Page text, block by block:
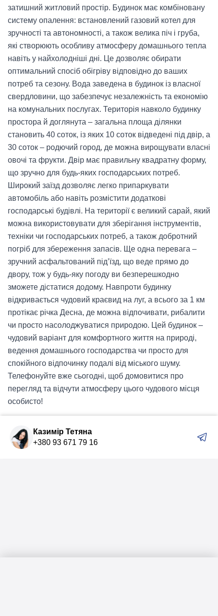
затишний житловий простір. Будинок має комбіновану
систему опалення: встановлений газовий котел для
зручності та автономності, а також велика піч і груба,
які створюють особливу атмосферу домашнього тепла
навіть у найхолодніші дні. Це дозволяє обирати
оптимальний спосіб обігріву відповідно до ваших
потреб та сезону. Вода заведена в будинок із власної
свердловини, що забезпечує незалежність та економію
на комунальних послугах. Територія навколо будинку
простора й доглянута – загальна площа ділянки
становить 40 соток, із яких 10 соток відведені під двір, а
30 соток – родючий город, де можна вирощувати власні
овочі та фрукти. Двір має правильну квадратну форму,
що зручно для будь-яких господарських потреб.
Широкий заїзд дозволяє легко припаркувати
автомобіль або навіть розмістити додаткові
господарські будівлі. На території є великий сарай, який
можна використовувати для зберігання інструментів,
техніки чи господарських потреб, а також добротний
погріб для збереження запасів. Ще одна перевага –
зручний асфальтований під’їзд, що веде прямо до
двору, тож у будь-яку погоду ви безперешкодно
зможете дістатися додому. Навпроти будинку
відкривається чудовий краєвид на луг, а всього за 1 км
протікає річка Десна, де можна відпочивати, рибалити
чи просто насолоджуватися природою. Цей будинок –
чудовий варіант для комфортного життя на природі,
ведення домашнього господарства чи просто для
спокійного відпочинку подалі від міського шуму.
Телефонуйте вже сьогодні, щоб домовитися про
перегляд та відчути атмосферу цього чудового місця
особисто!
Казимір Тетяна
+380 93 671 79 16